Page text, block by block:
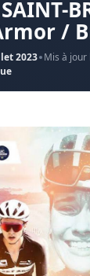
/
2023 Mis à jour